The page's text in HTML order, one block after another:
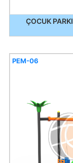
ÇOCUK
PEM-06